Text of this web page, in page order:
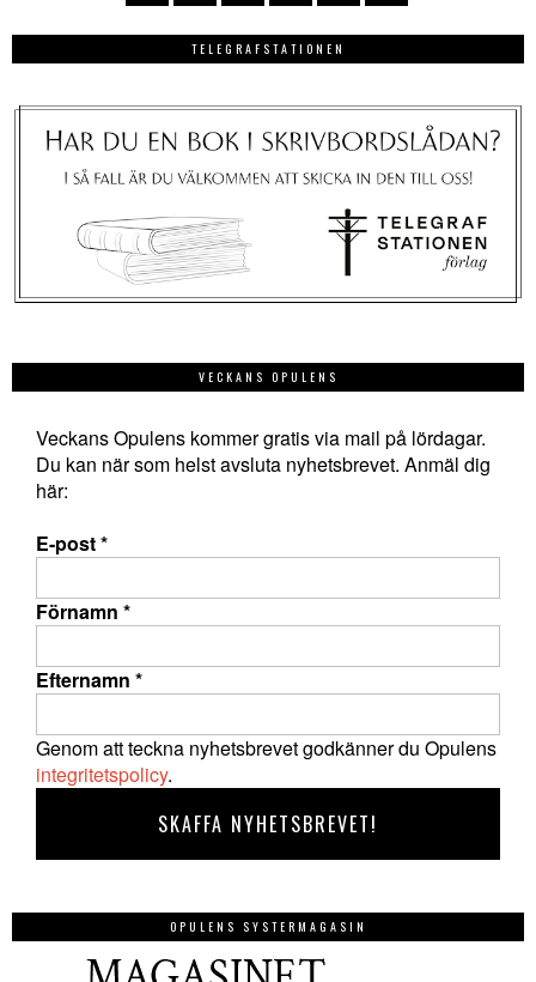
TELEGRAFSTATIONEN
VECKANS OPULENS
Veckans Opulens kommer gratis via mail på lördagar.
Du kan när som helst avsluta nyhetsbrevet. Anmäl dig
här:
E-post*
Förnamn *
Efternamn *
Genom att teckna nyhetsbrevet godkänner du Opulens
integritetspolicy.
OPULENS SYSTERMAGASIN